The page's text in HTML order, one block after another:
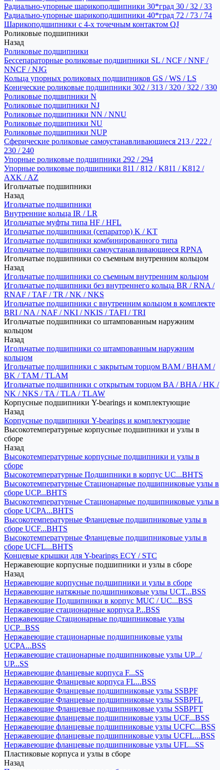
Радиально-упорные шарикоподшипники 30*град 30 / 32 / 33
Радиально-упорные шарикоподшипники 40*град 72 / 73 / 74
Шарикоподшипники с 4-х точечным контактом QJ
Роликовые подшипники
Назад
Роликовые подшипники
Бессепараторные роликовые подшипники SL / NCF / NNF /
NNCF / NJG
Кольца упорных роликовых подшипников GS / WS / LS
Конические роликовые подшипники 302 / 313 / 320 / 322 / 330
Роликовые подшипники N
Роликовые подшипники NJ
Роликовые подшипники NN / NNU
Роликовые подшипники NU
Роликовые подшипники NUP
Сферические роликовые самоустанавливающиеся 213 / 222 /
230 / 240
Упорные роликовые подшипники 292 / 294
Упорные роликовые подшипники 811 / 812 / K811 / K812 /
AXK / AZ
Игольчатые подшипники
Назад
Игольчатые подшипники
Внутренние кольца IR / LR
Игольчатые муфты типа HF / HFL
Игольчатые подшипники (сепаратор) K / KT
Игольчатые подшипники комбинированного типа
Игольчатые подшипники самоустанавливающиеся RPNA
Игольчатые подшипники со съемным внутренним кольцом
Назад
Игольчатые подшипники со съемным внутренним кольцом
Игольчатые подшипники без внутреннего кольца BR / RNA /
RNAF / TAF / TR / NK / NKS
Игольчатые подшипники с внутренним кольцом в комплекте
BRI / NA / NAF / NKI / NKIS / TAFI / TRI
Игольчатые подшипники со штампованным наружним
кольцом
Назад
Игольчатые подшипники со штампованным наружним
кольцом
Игольчатые подшипники с закрытым торцом BAM / BHAM /
BK / TAM / TLAM
Игольчатые подшипники с открытым торцом BA / BHA / HK /
NK / NKS / TA / TLA / TLAW
Корпусные подшипники Y-bearings и комплектующие
Назад
Корпусные подшипники Y-bearings и комплектующие
Высокотемпературные корпусные подшипники и узлы в
сборе
Назад
Высокотемпературные корпусные подшипники и узлы в
сборе
Высокотемпературные Подшипники в корпус UC...BHTS
Высокотемпературные Стационарные подшипниковые узлы в
сборе UCP...BHTS
Высокотемпературные Стационарные подшипниковые узлы в
сборе UCPA...BHTS
Высокотемпературные Фланцевые подшипниковые узлы в
сборе UCF...BHTS
Высокотемпературные Фланцевые подшипниковые узлы в
сборе UCFL...BHTS
Концевые крышки для Y-bearings ECY / STC
Нержавеющие корпусные подшипники и узлы в сборе
Назад
Нержавеющие корпусные подшипники и узлы в сборе
Нержавеющие натяжные подшипниковые узлы UCT...BSS
Нержавеющие Подшипники в корпус MUC / UC...BSS
Нержавеющие стационарные корпуса P...BSS
Нержавеющие Стационарные подшипниковые узлы
UCP...BSS
Нержавеющие стационарные подшипниковые узлы
UCPA...BSS
Нержавеющие стационарные подшипниковые узлы UP.../
UP...SS
Нержавеющие фланцевые корпуса F...SS
Нержавеющие Фланцевые корпуса FL...BSS
Нержавеющие Фланцевые подшипниковые узлы SSBPF
Нержавеющие Фланцевые подшипниковые узлы SSBPFL
Нержавеющие Фланцевые подшипниковые узлы SSBPFT
Нержавеющие фланцевые подшипниковые узлы UCF...BSS
Нержавеющие фланцевые подшипниковые узлы UCFC...BSS
Нержавеющие фланцевые подшипниковые узлы UCFL...BSS
Нержавеющие фланцевые подшипниковые узлы UFL...SS
Пластиковые корпуса и узлы в сборе
Назад